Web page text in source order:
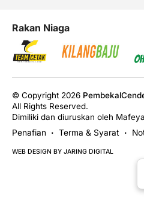
Rakan Niaga
© Copyright 2026
All Rights Reserved.
Dimiliki dan diuruskan oleh
Penafian
• Terma & Syarat •
WEB DESIGN BY JARING DIGITAL